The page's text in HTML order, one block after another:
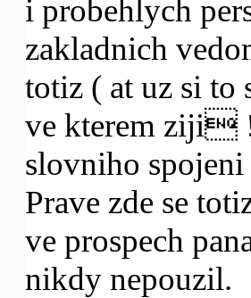
i probehlych
zakladnich
totiz ( at uz si to
ve kterem ziji !
slovniho
Prave zde se
ve prospech
nikdy nepouzil.